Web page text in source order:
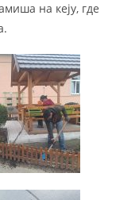
на кеју, где